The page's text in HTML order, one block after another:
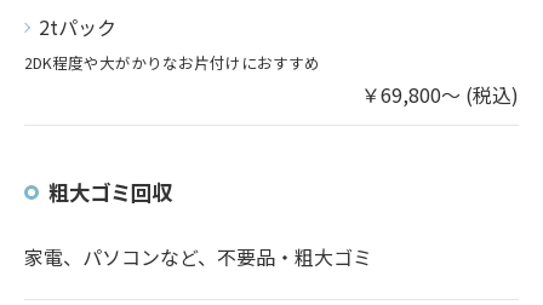
2tパック
2DK程度や大がかりなお片付けにおすすめ
￥69,800～ (税込)
粗大ゴミ回収
家電、パソコンなど、不要品・粗大ゴミ